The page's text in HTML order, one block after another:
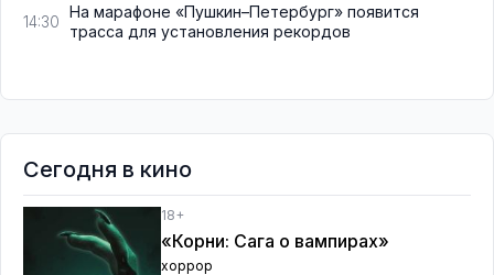
14:30
На марафоне «Пушкин–Петербург» появится
трасса для установления рекордов
Сегодня в кино
18+
«Корни: Сага о вампирах»
хоррор